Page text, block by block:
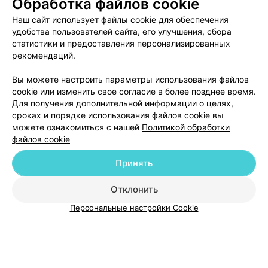
Добавить специалиста
О проекте Новости проекта
Размещение рекламы
Медицинский маркетинг
Публичный договор
Пользовательское соглашение
Способы оплаты
Обработка файлов cookie
Наш сайт использует файлы cookie для обеспечения
удобства пользователей сайта, его улучшения, сбора
статистики и предоставления персонализированных
рекомендаций.
Вы можете настроить параметры использования файлов
cookie или изменить свое согласие в более позднее время.
Для получения дополнительной информации о целях,
сроках и порядке использования файлов cookie вы
можете ознакомиться с нашей Политикой обработки
файлов cookie
Отклонить
Принять
Персональные настройки Cookie